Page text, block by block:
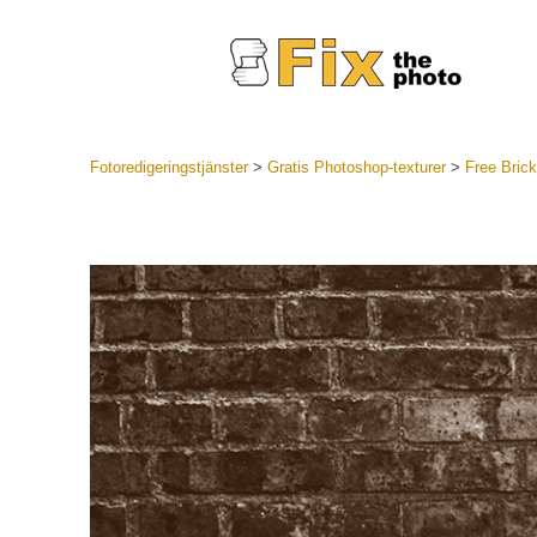
Best
Mobila
Fotoredigeringstjänster> Gratis Photoshop-texturer> Free